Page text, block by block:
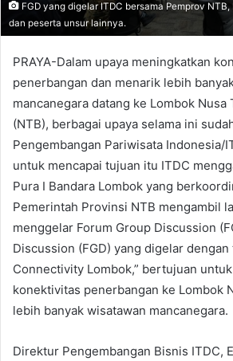
FGD yang digelar ITDC bersama Pemprov
dan peserta unsur lainnya.
PRAYA-Dalam upaya meningkatkan
penerbangan dan menarik lebih
mancanegara datang ke Lombok Nusa
(NTB), berbagai upaya selama ini
Pengembangan Pariwisata Indonesia/
untuk mencapai tujuan itu ITDC
Pura I Bandara Lombok yang
Pemerintah Provinsi NTB mengambil
menggelar Forum Group Discussion
Discussion (FGD) yang digelar dengan
Connectivity Lombok,” bertujuan
konektivitas penerbangan ke Lombok
lebih banyak wisatawan mancanegara.
Direktur Pengembangan Bisnis ITDC,